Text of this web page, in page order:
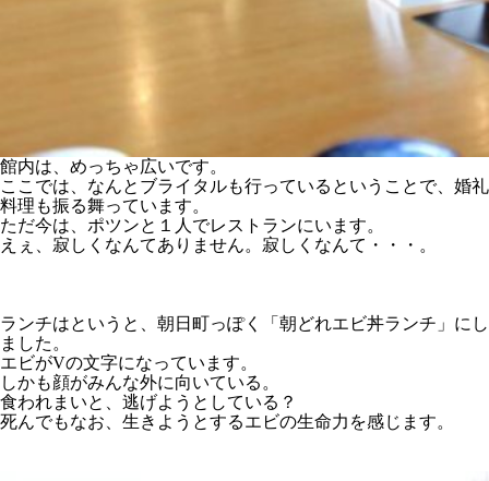
館内は、めっちゃ広いです。
ここでは、なんとブライタルも行っているということで、婚礼
料理も振る舞っています。
ただ今は、ポツンと１人でレストランにいます。
えぇ、寂しくなんてありません。寂しくなんて・・・。
ランチはというと、朝日町っぽく「朝どれエビ丼ランチ」にし
ました。
エビがVの文字になっています。
しかも顔がみんな外に向いている。
食われまいと、逃げようとしている？
死んでもなお、生きようとするエビの生命力を感じます。